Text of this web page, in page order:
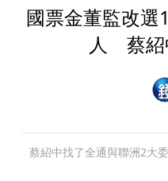
國票金董監改選
人 蔡紹
蔡紹中找了全通與聯洲2大